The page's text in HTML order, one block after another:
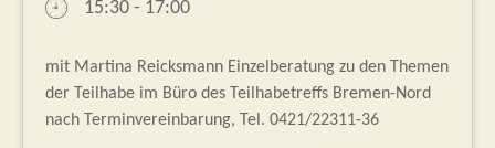
15:30 - 17:00
mit Martina Reicksmann Einzelberatung zu den Themen
der Teilhabe im Büro des Teilhabetreffs Bremen-Nord
nach Terminvereinbarung, Tel. 0421/22311-36